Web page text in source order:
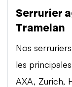
Serrurier
Tramelan
Nos
les
AXA, Zurich,